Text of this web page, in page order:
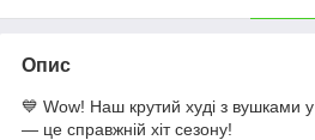
Опис
💙 Wow! Наш крутий худі з вушками
— це справжній хіт сезону!